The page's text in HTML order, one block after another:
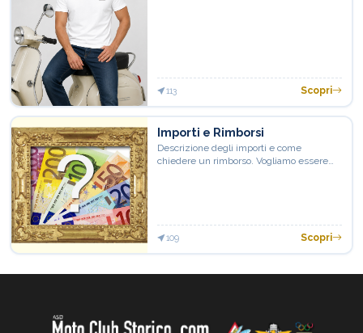
113 Scopri
Importi e Rimborsi
Descrizione degli importi e come
chiedere un rimborso. Vogliamo essere
109 Scopri